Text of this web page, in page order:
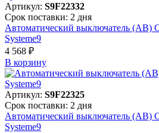
Артикул: S9F22332
Срок поставки: 2 дня
Автоматический выключатель (АВ)
Systeme9
4 568 ₽
В корзинy
Артикул: S9F22325
Срок поставки: 2 дня
Автоматический выключатель (АВ)
Systeme9